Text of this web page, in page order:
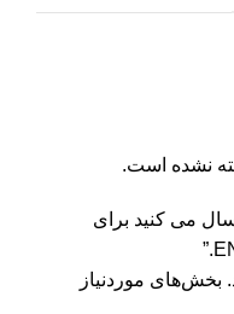
نشده است.
می کنید برای
بخش‌های موردنیاز